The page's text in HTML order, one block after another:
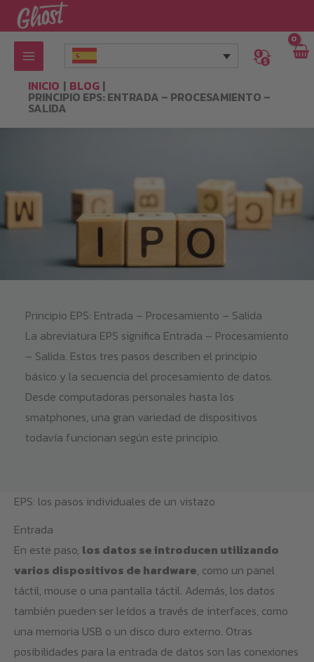
al
contenido
INICIO BLOG
PRINCIPIO EPS: ENTRADA – PROCESAMIENTO –
SALIDA
Principio EPS: Entrada – Procesamiento – Salida
La abreviatura EPS significa Entrada – Procesamiento
– Salida. Estos tres pasos describen el principio
básico y la secuencia del procesamiento de datos.
Desde computadoras personales hasta los
smatphones, una gran variedad de dispositivos
todavía funcionan según este principio.
EPS: los pasos individuales de un vistazo
Entrada
En este paso, los datos se introducen utilizando
varios dispositivos de hardware, como un panel
táctil, mouse o una pantalla táctil. Además, los datos
también pueden ser leídos a través de interfaces, como
una memoria USB o un disco duro externo. Otras
posibilidades para la entrada de datos son las conexiones